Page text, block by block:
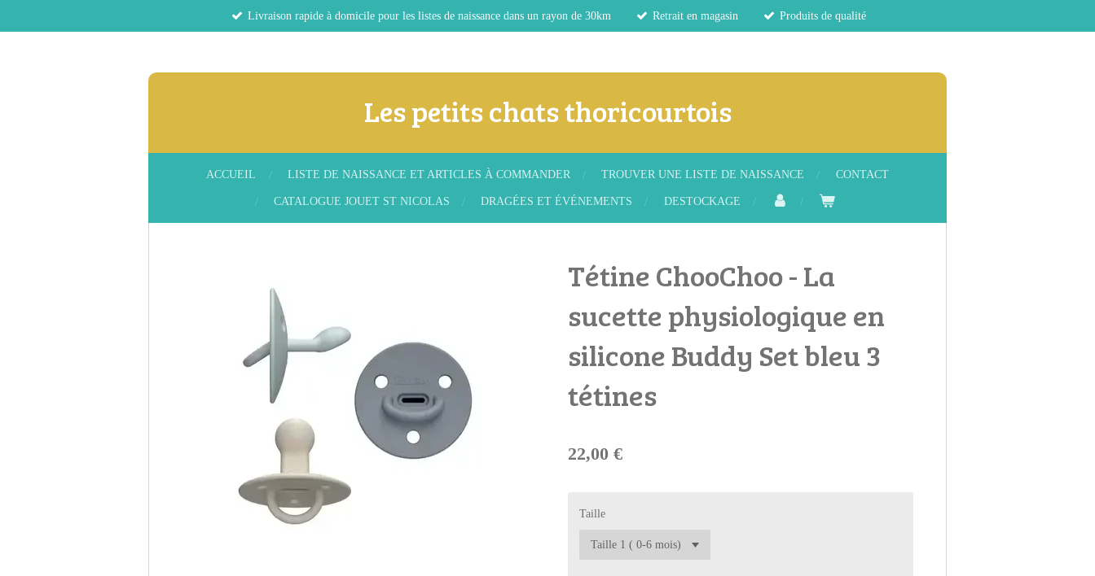
Livraison rapide à domicile pour les listes de naissance dans un rayon de 30km Retrait en magasin Produits de qualité
Les petits chats thoricourtois
ACCUEIL LISTE DE NAISSANCE ET ARTICLES À COMMANDER TROUVER UNE LISTE DE NAISSANCE CONTACT
CATALOGUE JOUET ST NICOLAS DRAGÉES ET ÉVÉNEMENTS DESTOCKAGE
Tétine ChooChoo - La
sucette physiologique en
silicone Buddy Set bleu 3
tétines
22,00 €
Taille